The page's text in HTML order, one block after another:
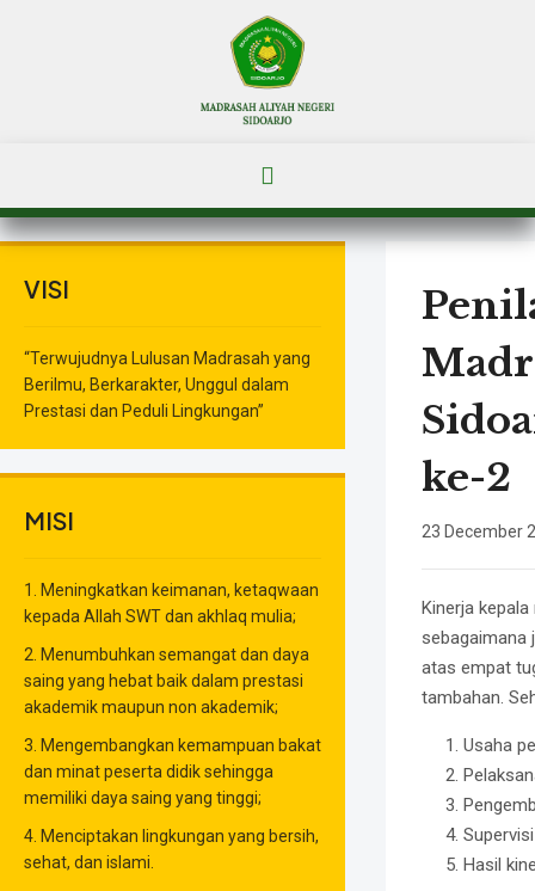
VISI
“Terwujudnya Lulusan Madrasah yang
Berilmu, Berkarakter, Unggul dalam
Prestasi dan Peduli Lingkungan”
MISI
1. Meningkatkan keimanan, ketaqwaan
kepada Allah SWT dan akhlaq mulia;
2. Menumbuhkan semangat dan daya
saing yang hebat baik dalam prestasi
akademik maupun non akademik;
3. Mengembangkan kemampuan bakat
dan minat peserta didik sehingga
memiliki daya saing yang tinggi;
4. Menciptakan lingkungan yang bersih,
sehat, dan islami.
ke-2
23 December
Kinerja
sebagaimana
atas empat
tambahan.
Usaha
Hasil